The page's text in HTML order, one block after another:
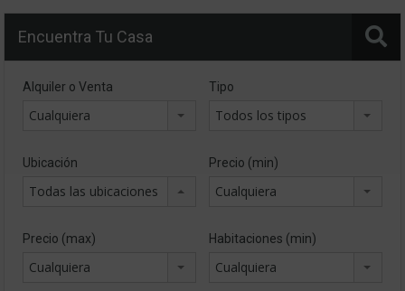
Encuentra Tu Casa
Alquiler o Venta
Cualquiera
Tipo
Todos los tipos
Ubicación
Todas las ubicaciones
Precio (min)
Cualquiera
Precio (max)
Cualquiera
Habitaciones (min)
Cualquiera